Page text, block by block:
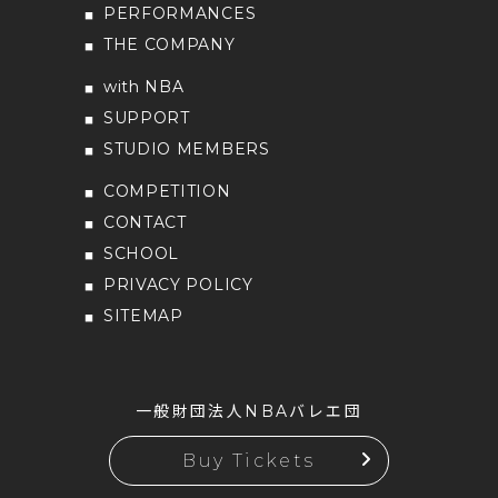
PERFORMANCES
THE COMPANY
with NBA
SUPPORT
STUDIO MEMBERS
COMPETITION
CONTACT
SCHOOL
PRIVACY POLICY
SITEMAP
一般財団法人NBAバレエ団
Buy Tickets